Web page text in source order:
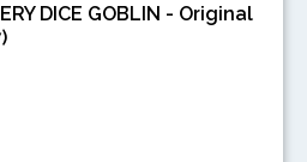
DICE GOBLIN - Original